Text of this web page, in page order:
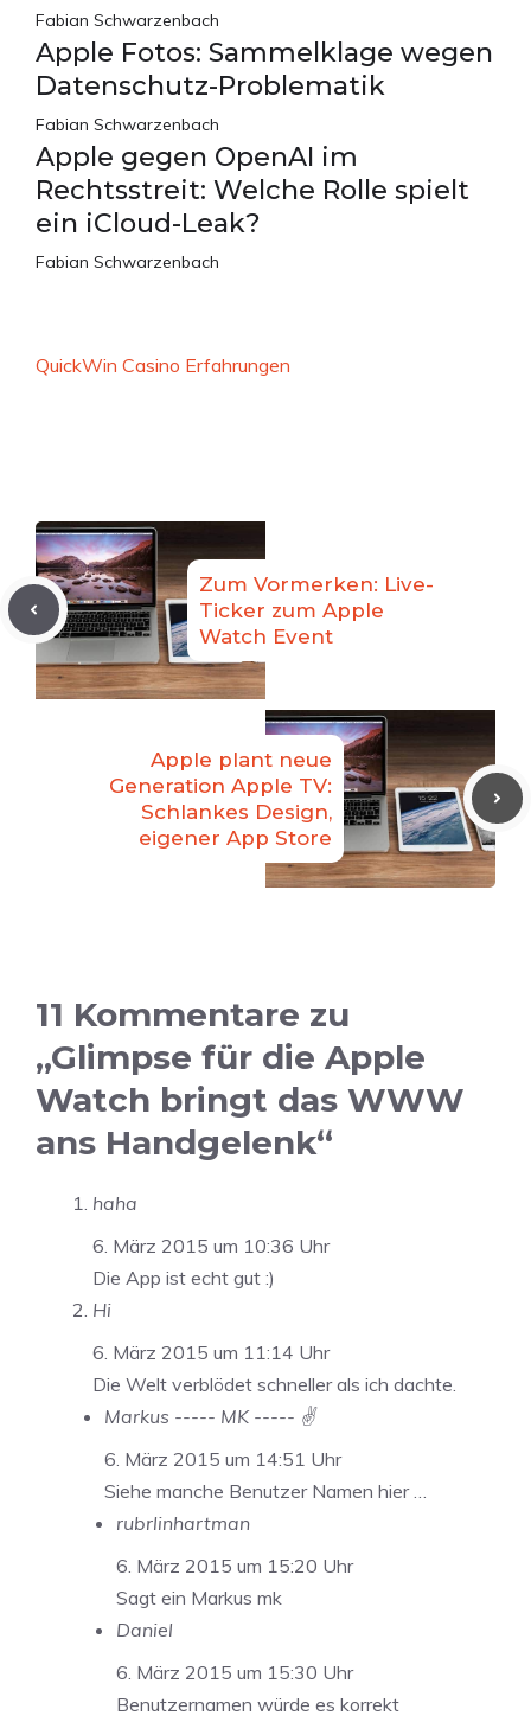
Fabian Schwarzenbach
Apple Fotos: Sammelklage wegen
Datenschutz-Problematik
Fabian Schwarzenbach
Apple gegen OpenAI im
Rechtsstreit: Welche Rolle spielt
ein iCloud-Leak?
Fabian Schwarzenbach
QuickWin Casino Erfahrungen
Zum Vormerken: Live-
Ticker zum Apple
Watch Event
Apple plant neue
Generation Apple TV:
Schlankes Design,
eigener App Store
11 Kommentare zu
„Glimpse für die Apple
Watch bringt das WWW
ans Handgelenk“
haha
6. März 2015 um 10:36 Uhr
Die App ist echt gut :)
Hi
6. März 2015 um 11:14 Uhr
Die Welt verblödet schneller als ich dachte.
Markus ----- MK ----- ✌️
6. März 2015 um 14:51 Uhr
Siehe manche Benutzer Namen hier …
rubrlinhartman
6. März 2015 um 15:20 Uhr
Sagt ein Markus mk
Daniel
6. März 2015 um 15:30 Uhr
Benutzernamen würde es korrekt